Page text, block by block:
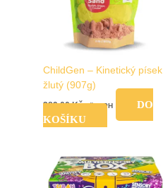
ChildGen – Kinetický písek
žlutý (907g)
289,00Kč vč. DPH
DO
KOŠÍKU